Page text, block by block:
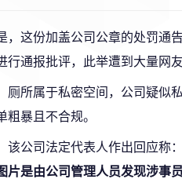
，这份加盖公司公章的处罚通
行通报批评，此举遭到大量网
厕所属于私密空间，公司疑似
粗暴且不合规。
该公司法定代表人作出回应称
片是由公司管理人员发现涉事